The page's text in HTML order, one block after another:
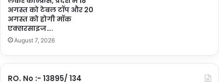
अगस्त को टेबल टॉप और 20
अगस्त को होगी मॉक
एक्सरसाइज….
August 7, 2026
RO. No :- 13895/ 134